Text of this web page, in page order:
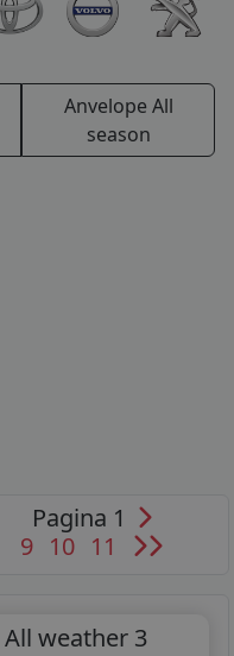
Anvelope All
season
Pagina 1
9 10 11
All weather 3